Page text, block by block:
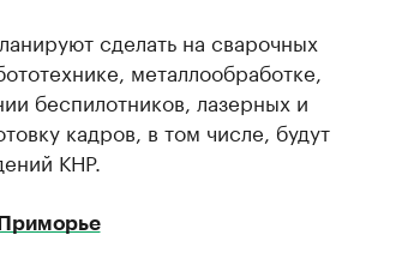
сделать на сварочных
металлообработке,
беспилотников, лазерных и
кадров, в том числе, будут
КНР.